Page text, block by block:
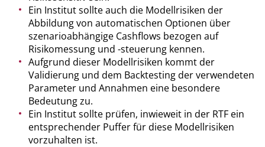
Ein Institut sollte auch die Modellrisiken der
Abbildung von automatischen Optionen über
szenarioabhängige Cashflows bezogen auf
Risikomessung und -steuerung kennen.
Aufgrund dieser Modellrisiken kommt der
Validierung und dem Backtesting der verwendeten
Parameter und Annahmen eine besondere
Bedeutung zu.
Ein Institut sollte prüfen, inwieweit in der RTF ein
entsprechender Puffer für diese Modellrisiken
vorzuhalten ist.